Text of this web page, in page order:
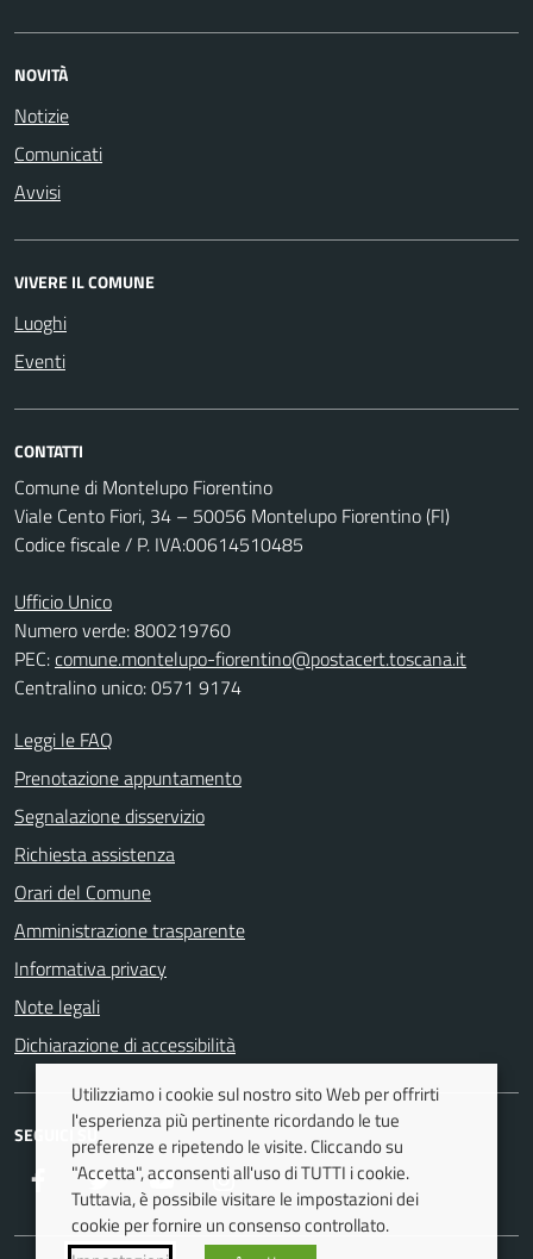
NOVITÀ
Notizie
Comunicati
Avvisi
VIVERE IL COMUNE
Luoghi
Eventi
CONTATTI
Comune di Montelupo Fiorentino
Viale Cento Fiori, 34 – 50056 Montelupo Fiorentino (FI)
Codice fiscale / P. IVA:00614510485
Ufficio Unico
Numero verde: 800219760
PEC:comune.montelupo-fiorentino@postacert.toscana.it
Centralino unico: 0571 9174
Leggi le FAQ
Prenotazione appuntamento
Segnalazione disservizio
Richiesta assistenza
Orari del Comune
Amministrazione trasparente
Informativa privacy
Note legali
Dichiarazione di accessibilità
SEGUICI SU
FacebookTwitter YoutubeInstagram
Utilizziamo i cookie sul nostro sito Web per offrirti
l'esperienza più pertinente ricordando le tue
preferenze e ripetendo le visite. Cliccando su
"Accetta", acconsenti all'uso di TUTTI i cookie.
Tuttavia, è possibile visitare le impostazioni dei
cookie per fornire un consenso controllato.